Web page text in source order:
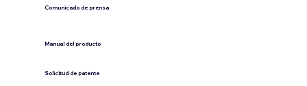
Comunicado de prensa
​Manual del producto
​Solicitud de patente